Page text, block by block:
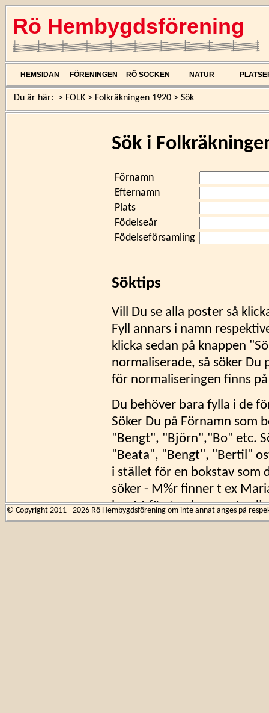
Rö Hembygdsförening
HEMSIDAN FÖRENINGEN RÖ SOCKEN NATUR
Du är här: > FOLK > Folkräkningen 1920 > Sök
Sök i
Förnamn
Efternamn
Plats
Födelseår
Födelseförsamling
Söktips
Vill Du se alla poster så
Fyll annars i namn
klicka sedan på knappen
normaliserade, så söker Du
för normaliseringen finns
Du behöver bara fylla i de
Söker Du på Förnamn som
"Bengt", "Björn","Bo" etc.
"Beata", "Bengt", "Bertil"
i stället för en bokstav som
söker - M%r finner t ex
har M först och r som
© Copyright 2011 - 2026 Rö Hembygdsförening om inte annat anges på